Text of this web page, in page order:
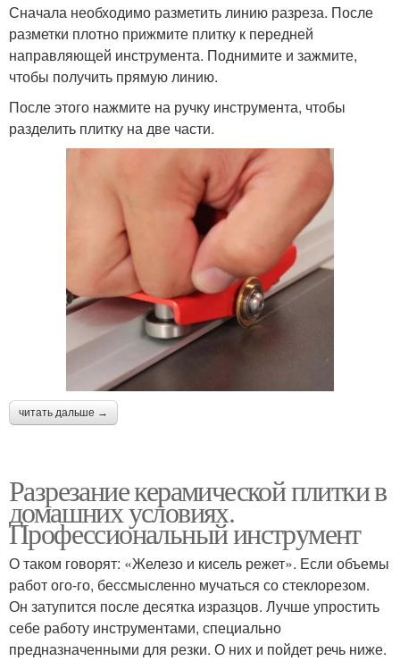
Сначала необходимо разметить линию разреза. После
разметки плотно прижмите плитку к передней
направляющей инструмента. Поднимите и зажмите,
чтобы получить прямую линию.
После этого нажмите на ручку инструмента, чтобы
разделить плитку на две части.
читать дальше →
Разрезание керамической плитки в
домашних условиях.
Профессиональный инструмент
О таком говорят: «Железо и кисель режет». Если объемы
работ ого-го, бессмысленно мучаться со стеклорезом.
Он затупится после десятка изразцов. Лучше упростить
себе работу инструментами, специально
предназначенными для резки. О них и пойдет речь ниже.